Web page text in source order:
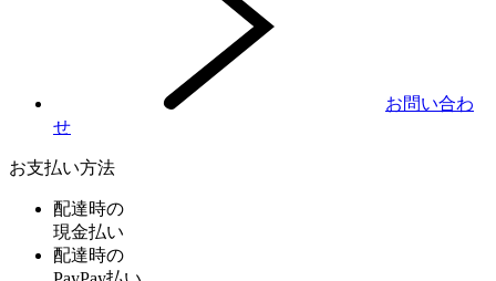
お問い合わ
せ
お支払い方法
配達時の
現金払い
配達時の